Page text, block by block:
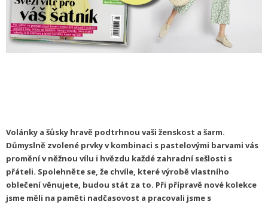
Volánky a šůsky hravě podtrhnou vaši ženskost a šarm.
Důmyslně zvolené prvky v kombinaci s pastelovými barvami vás
promění v něžnou vílu i hvězdu každé zahradní sešlosti s
přáteli. Spolehněte se, že chvíle, které výrobě vlastního
oblečení věnujete, budou stát za to. Při přípravě nové kolekce
jsme měli na paměti nadčasovost a pracovali jsme s